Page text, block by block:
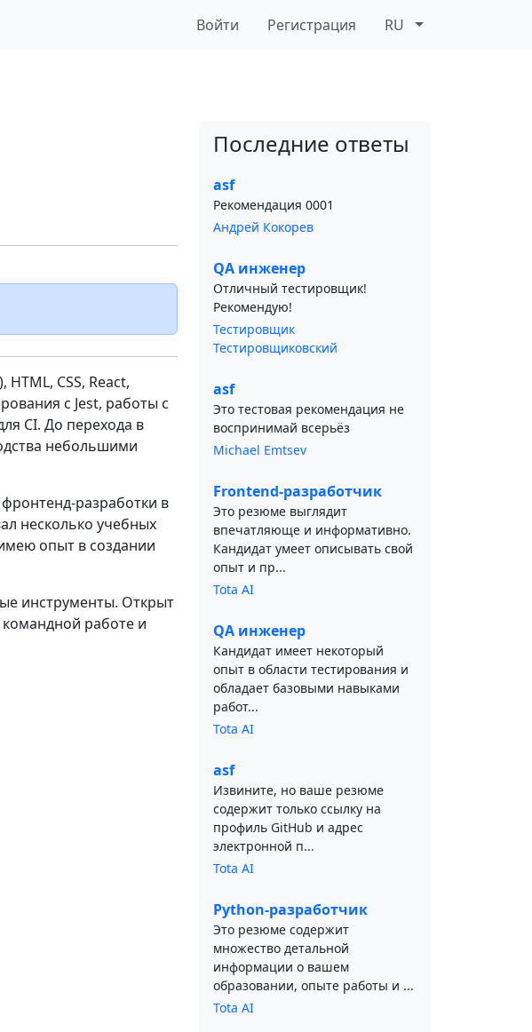
Войти Регистрация RU
CSS, React,
с Jest, работы с
CI. До перехода в
небольшими
разработки в
несколько учебных
опыт в создании
инструменты. Открыт
работе и
Последние ответы
asf
Рекомендация 0001
Андрей Кокорев
QA инженер
Отличный тестировщик!
Рекомендую!
Тестировщик
Тестировщиковский
asf
Это тестовая рекомендация не
воспринимай всерьёз
Michael Emtsev
Frontend-разработчик
Это резюме выглядит
впечатляюще и информативно.
Кандидат умеет описывать свой
опыт и пр...
Tota AI
QA инженер
Кандидат имеет некоторый
опыт в области тестирования и
обладает базовыми навыками
работ...
Tota AI
asf
Извините, но ваше резюме
содержит только ссылку на
профиль GitHub и адрес
электронной п...
Tota AI
Python-разработчик
Это резюме содержит
множество детальной
информации о вашем
образовании, опыте работы и ...
Tota AI